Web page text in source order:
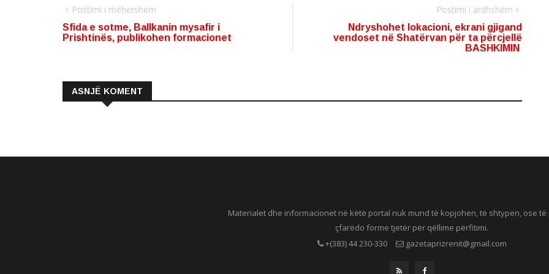
Postimi i mëhershëm
Sfida e sotme, Ballkanin mysafir i
Prishtinës, publikohen formacionet
Postimi i ardhshëm
Ndryshohet lokacioni, ekrani gjigand
vendoset në Shatërvan për ta përcjellë
BASHKIMIN
ASNJË KOMENT
Materialet dhe informacionet në këtë portal nuk mund të kopjohen, të shtypen, ose
çfarëdo forme tjetër për qëllime përfitimi.
+(383) 44 230-330
gazetaprizrenit@gmail.com